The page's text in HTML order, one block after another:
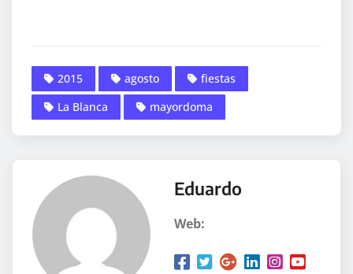
2015 agosto
fiestas
La Blanca
mayordoma
Eduardo
Web: